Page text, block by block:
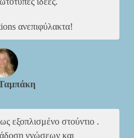
ανεπιφύλακτα!
εξοπλισμένο στούντιο .
γνώσεων και